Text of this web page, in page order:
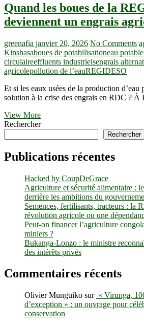
Quand les boues de la
deviennent un engrais
greenafia janvier 20, 2026 No Comments
Kinshasaboues de potabilisationeau
circulaireeffluents industrielsengrais
agricolepollution de l’eauREGIDESO
Et si les eaux usées de la production d’eau
solution à la crise des engrais en RDC ?
View MoreQuand
les
de
REGIDESO
un
engrais
agricole
crédible
Rechercher
Rechercher
Publications récentes
Hacked by CoupDeGrace
Agriculture et sécurité alimentaire :
derrière les ambitions du
Semences, fertilisants, tracteurs : la
révolution agricole ou une
Peut-on financer l’agriculture
miniers ?
Bukanga-Lonzo : le ministre
des intérêts privés
Commentaires récents
Olivier Munguiko sur « Virunga,
d’exception » : un ouvrage pour
conservation